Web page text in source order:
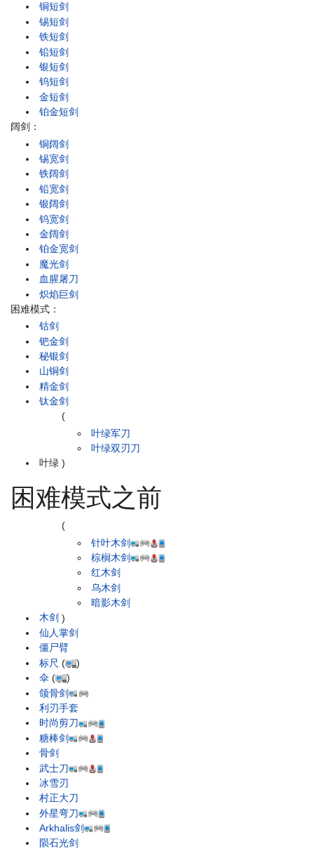
铜短剑
锡短剑
铁短剑
铅短剑
银短剑
钨短剑
金短剑
铂金短剑
阔剑：
铜阔剑
锡宽剑
铁阔剑
铅宽剑
银阔剑
钨宽剑
金阔剑
铂金宽剑
魔光剑
血腥屠刀
炽焰巨剑
困难模式：
钴剑
钯金剑
秘银剑
山铜剑
精金剑
钛金剑
叶绿
(
叶绿军刀
叶绿双刃刀
)
困难模式之前
木剑
(
针叶木剑
棕榈木剑
红木剑
乌木剑
暗影木剑
)
仙人掌剑
僵尸臂
标尺 (
)
伞 (
)
颌骨剑
利刃手套
时尚剪刀
糖棒剑
骨剑
武士刀
冰雪刃
村正大刀
外星弯刀
Arkhalis剑
陨石光剑